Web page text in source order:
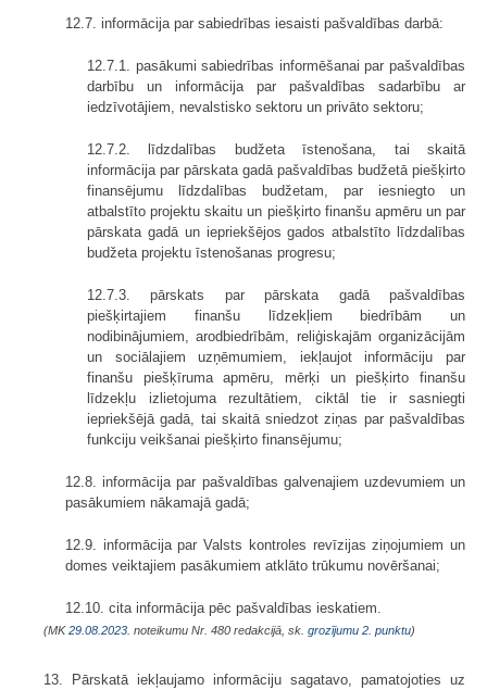
12.7. informācija par sabiedrības iesaisti pašvaldības darbā:
12.7.1. pasākumi sabiedrības informēšanai par pašvaldības
darbību un informācija par pašvaldības sadarbību ar
iedzīvotājiem, nevalstisko sektoru un privāto sektoru;
12.7.2. līdzdalības budžeta īstenošana, tai skaitā
informācija par pārskata gadā pašvaldības budžetā piešķirto
finansējumu līdzdalības budžetam, par iesniegto un
atbalstīto projektu skaitu un piešķirto finanšu apmēru un par
pārskata gadā un iepriekšējos gados atbalstīto līdzdalības
budžeta projektu īstenošanas progresu;
12.7.3. pārskats par pārskata gadā pašvaldības
piešķirtajiem finanšu līdzekļiem biedrībām un
nodibinājumiem, arodbiedrībām, reliģiskajām organizācijām
un sociālajiem uzņēmumiem, iekļaujot informāciju par
finanšu piešķīruma apmēru, mērķi un piešķirto finanšu
līdzekļu izlietojuma rezultātiem, ciktāl tie ir sasniegti
iepriekšējā gadā, tai skaitā sniedzot ziņas par pašvaldības
funkciju veikšanai piešķirto finansējumu;
12.8. informācija par pašvaldības galvenajiem uzdevumiem un
pasākumiem nākamajā gadā;
12.9. informācija par Valsts kontroles revīzijas ziņojumiem un
domes veiktajiem pasākumiem atklāto trūkumu novēršanai;
12.10. cita informācija pēc pašvaldības ieskatiem.
(MK29.08.2023. noteikumu Nr. 480 redakcijā, sk. grozījumu 2. punktu)
13. Pārskatā iekļaujamo informāciju sagatavo, pamatojoties uz